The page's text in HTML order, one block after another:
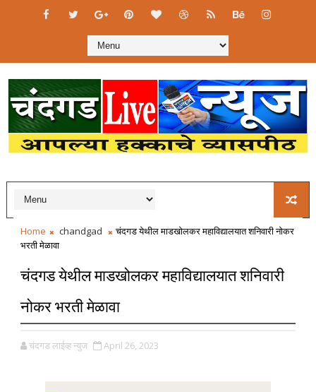
Home chandgad
चंदगड येथील माडखोलकर महाविद्यालयात शनिवारी नोकर
भरती मेळावा
चंदगड येथील माडखोलकर महाविद्यालयात शनिवारी
नोकर भरती मेळावा
चंदगड लाईव्ह न्युज April 26, 2023